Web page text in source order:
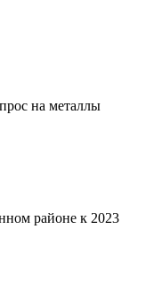
на металлы
районе к 2023